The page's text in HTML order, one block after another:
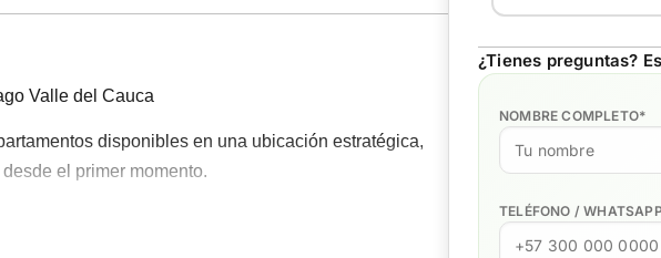
Valle del Cauca
disponibles en una ubicación estratégica,
el primer momento.
¿Tienes preguntas?
NOMBRE COMPLETO*
TELÉFONO /